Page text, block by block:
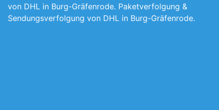
von DHL in Burg-Gräfenrode. Paketverfolgung &
Sendungsverfolgung von DHL in Burg-Gräfenrode.